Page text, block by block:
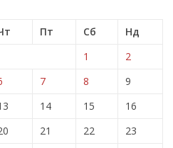
Пт Сб
Нд
1
2
7 8
9
14 15
16
21 22
23